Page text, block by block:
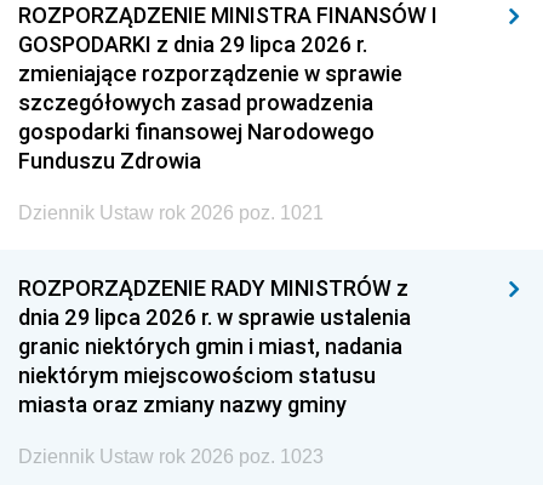
ROZPORZĄDZENIE MINISTRA FINANSÓW I
GOSPODARKI z dnia 29 lipca 2026 r.
zmieniające rozporządzenie w sprawie
szczegółowych zasad prowadzenia
gospodarki finansowej Narodowego
Funduszu Zdrowia
Dziennik Ustaw rok 2026 poz. 1021
ROZPORZĄDZENIE RADY MINISTRÓW z
dnia 29 lipca 2026 r. w sprawie ustalenia
granic niektórych gmin i miast, nadania
niektórym miejscowościom statusu
miasta oraz zmiany nazwy gminy
Dziennik Ustaw rok 2026 poz. 1023